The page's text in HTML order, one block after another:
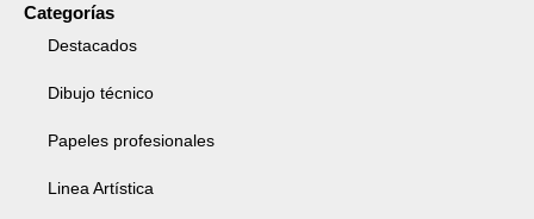
Categorías
Destacados
Dibujo técnico
Papeles profesionales
Linea Artística